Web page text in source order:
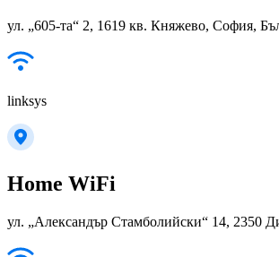
ул. „605-та“ 2, 1619 кв. Княжево, София,
linksys
Home WiFi
ул. „Александър Стамболийски“ 14, 2350